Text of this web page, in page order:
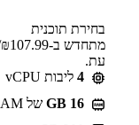
בחירת תוכנית
עת.
4 ליבות vCPU
GB 16 של RAM